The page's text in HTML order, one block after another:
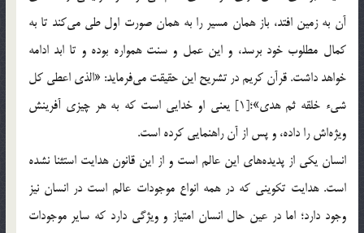
آن به زمين افتد، باز همان مسير را به همان صورت اول طي مي‌كند تا به
كمال مطلوب خود برسد، و اين عمل و سنت همواره بوده و تا ابد ادامه
خواهد داشت. قرآن كريم در تشريح اين حقيقت مي‌فرمايد: «الذي اعطي كل
شيء خلقه ثم هدي»؛[1] يعني او خدايي است كه به هر چيزي آفرينش
ويژه‌اش را داده، و پس از آن راهنمايي كرده است.
انسان يكي از پديده‌هاي اين عالم است و‌ از اين قانون هدايت استثنا نشده
است. هدايت تكويني كه در همه انواع موجودات عالم است در انسان نيز
وجود دارد؛ اما در عين حال انسان امتياز و ويژگي دارد كه ساير موجودات